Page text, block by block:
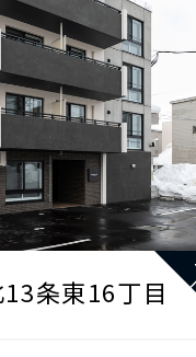
条東16丁目